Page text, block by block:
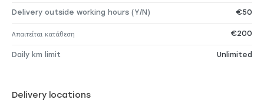
Delivery outside working hours (Y/N) €50
Απαιτείται κατάθεση €200
Daily km limit Unlimited
Delivery locations